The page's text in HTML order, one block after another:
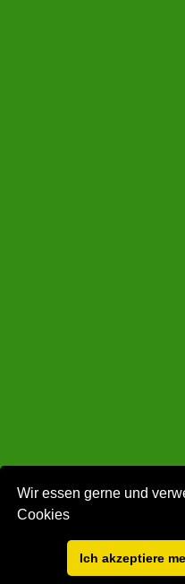
Wir essen gerne und
Cookies
Ich akzeptiere